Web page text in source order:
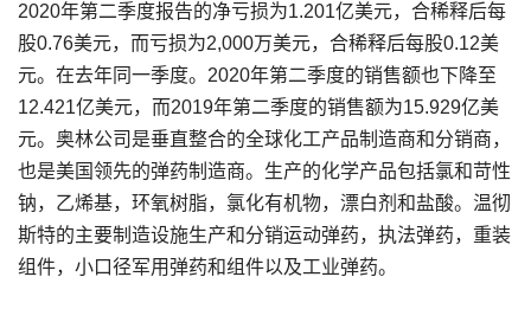
2020年第二季度报告的净亏损为1.201亿美元，合稀释后每
股0.76美元，而亏损为2,000万美元，合稀释后每股0.12美
元。在去年同一季度。2020年第二季度的销售额也下降至
12.421亿美元，而2019年第二季度的销售额为15.929亿美
元。奥林公司是垂直整合的全球化工产品制造商和分销商，
也是美国领先的弹药制造商。生产的化学产品包括氯和苛性
钠，乙烯基，环氧树脂，氯化有机物，漂白剂和盐酸。温彻
斯特的主要制造设施生产和分销运动弹药，执法弹药，重装
组件，小口径军用弹药和组件以及工业弹药。